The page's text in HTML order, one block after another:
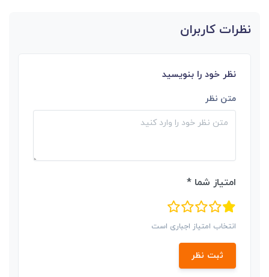
نظرات کاربران
نظر خود را بنویسید
متن نظر
امتیاز شما *
انتخاب امتیاز اجباری است
ثبت نظر